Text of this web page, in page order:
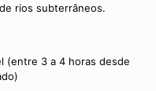
rios subterrâneos.
(entre 3 a 4 horas desde